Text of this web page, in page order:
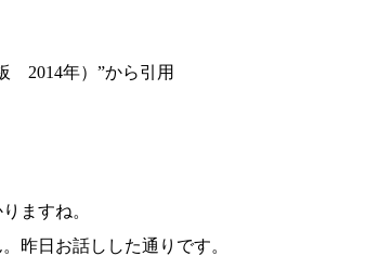
2014年）”から引用
ますね。
昨日お話しした通りです。